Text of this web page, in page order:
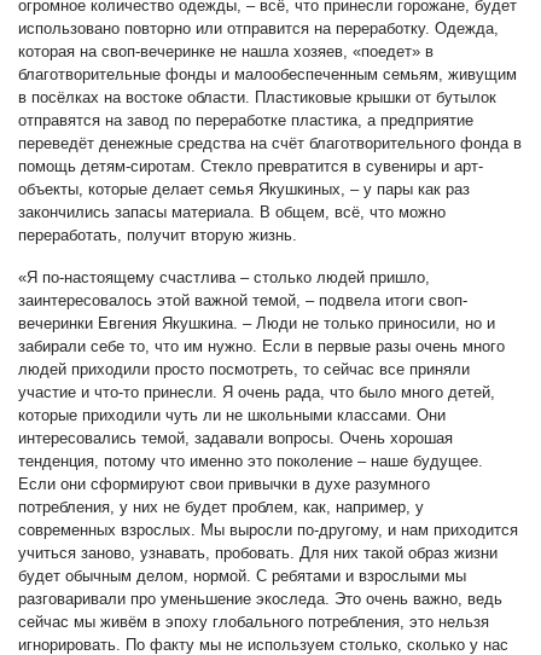
огромное количество одежды, – всё, что принесли горожане, будет
использовано повторно или отправится на переработку. Одежда,
которая на своп-вечеринке не нашла хозяев, «поедет» в
благотворительные фонды и малообеспеченным семьям, живущим
в посёлках на востоке области. Пластиковые крышки от бутылок
отправятся на завод по переработке пластика, а предприятие
переведёт денежные средства на счёт благотворительного фонда в
помощь детям-сиротам. Стекло превратится в сувениры и арт-
объекты, которые делает семья Якушкиных, – у пары как раз
закончились запасы материала. В общем, всё, что можно
переработать, получит вторую жизнь.
«Я по-настоящему счастлива – столько людей пришло,
заинтересовалось этой важной темой, – подвела итоги своп-
вечеринки Евгения Якушкина. – Люди не только приносили, но и
забирали себе то, что им нужно. Если в первые разы очень много
людей приходили просто посмотреть, то сейчас все приняли
участие и что-то принесли. Я очень рада, что было много детей,
которые приходили чуть ли не школьными классами. Они
интересовались темой, задавали вопросы. Очень хорошая
тенденция, потому что именно это поколение – наше будущее.
Если они сформируют свои привычки в духе разумного
потребления, у них не будет проблем, как, например, у
современных взрослых. Мы выросли по-другому, и нам приходится
учиться заново, узнавать, пробовать. Для них такой образ жизни
будет обычным делом, нормой. С ребятами и взрослыми мы
разговаривали про уменьшение экоследа. Это очень важно, ведь
сейчас мы живём в эпоху глобального потребления, это нельзя
игнорировать. По факту мы не используем столько, сколько у нас